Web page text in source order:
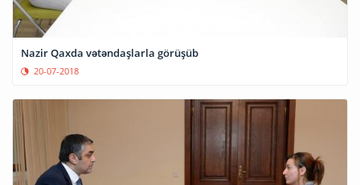
Nazir Qaxda vətəndaşlarla görüşüb
20-07-2018